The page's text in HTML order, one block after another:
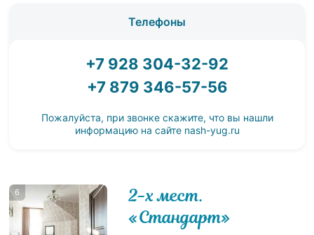
Телефоны
+7 928 304-32-92
+7 879 346-57-56
Пожалуйста, при звонке скажите, что вы нашли
информацию на сайте nash-yug.ru
6
2-х мест.
«Стандарт»